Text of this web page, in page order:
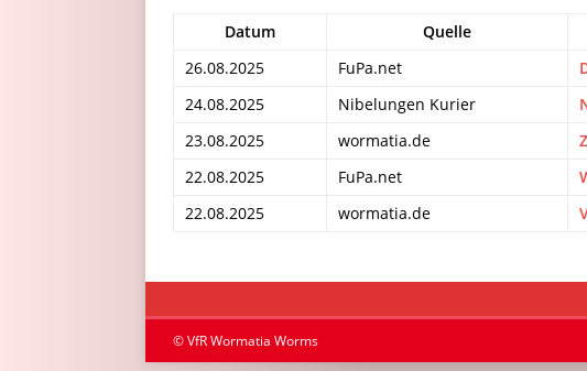
Datum Quelle
26.08.2025
FuPa.net
24.08.2025
Nibelungen Kurier
23.08.2025
wormatia.de
22.08.2025
FuPa.net
22.08.2025
wormatia.de
© VfR Wormatia Worms